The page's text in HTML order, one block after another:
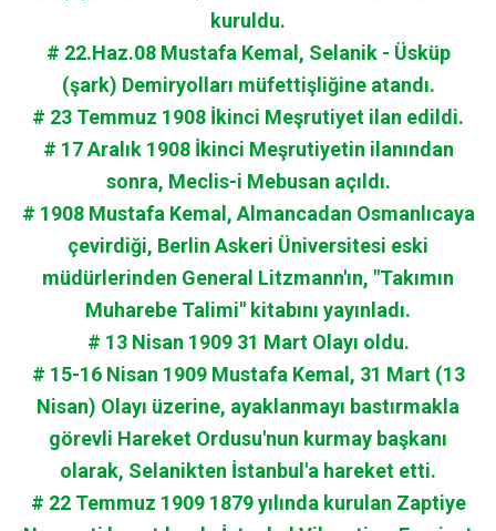
kuruldu.
# 22.Haz.08 Mustafa Kemal, Selanik - Üsküp
(şark) Demiryolları müfettişliğine atandı.
# 23 Temmuz 1908 İkinci Meşrutiyet ilan edildi.
# 17 Aralık 1908 İkinci Meşrutiyetin ilanından
sonra, Meclis-i Mebusan açıldı.
# 1908 Mustafa Kemal, Almancadan Osmanlıcaya
çevirdiği, Berlin Askeri Üniversitesi eski
müdürlerinden General Litzmann'ın, "Takımın
Muharebe Talimi" kitabını yayınladı.
# 13 Nisan 1909 31 Mart Olayı oldu.
# 15-16 Nisan 1909 Mustafa Kemal, 31 Mart (13
Nisan) Olayı üzerine, ayaklanmayı bastırmakla
görevli Hareket Ordusu'nun kurmay başkanı
olarak, Selanikten İstanbul'a hareket etti.
# 22 Temmuz 1909 1879 yılında kurulan Zaptiye